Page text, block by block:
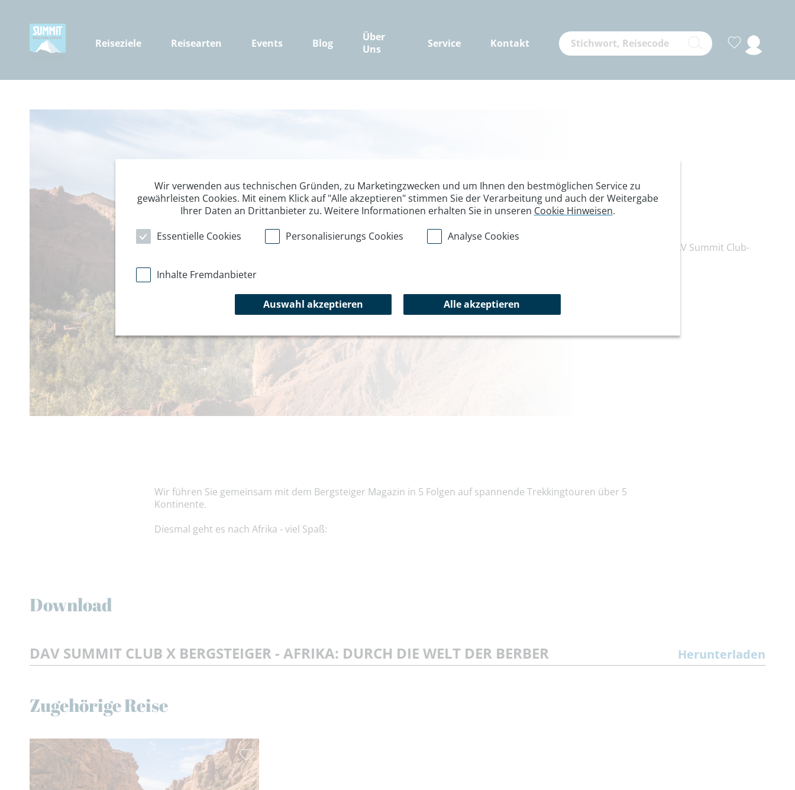
Reiseziele Reisearten Events Blog
Über
Uns
Service Kontakt
Durch Die Welt Der Berber
Bei der großen Atlas-Traverse erleben die Teilnehmer der DAV Summit Club-
Wir führen Sie gemeinsam mit dem Bergsteiger Magazin in 5 Folgen auf spannende Trekkingtouren über 5
Kontinente.
Diesmal geht es nach Afrika - viel Spaß:
Download
DAV SUMMIT CLUB X BERGSTEIGER - AFRIKA: DURCH DIE WELT DER BERBER Herunterladen
Zugehörige Reise
Wir verwenden aus technischen Gründen, zu Marketingzwecken und um Ihnen den bestmöglichen Service zu
gewährleisten Cookies. Mit einem Klick auf "Alle akzeptieren" stimmen Sie der Verarbeitung und auch der Weitergabe
Ihrer Daten an Drittanbieter zu. Weitere Informationen erhalten Sie in unseren Cookie Hinweisen.
Essentielle Cookies
Personalisierungs Cookies Analyse Cookies
Inhalte Fremdanbieter
Auswahl akzeptieren Alle akzeptieren